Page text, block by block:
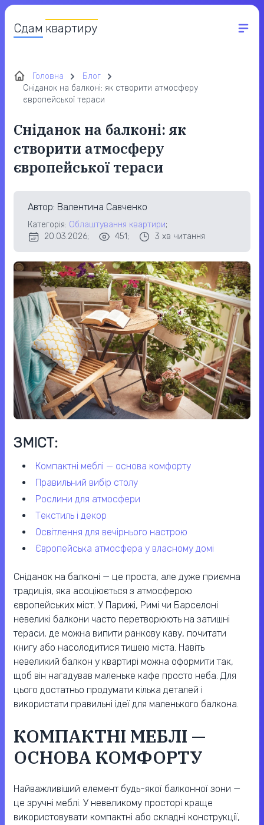
Сдам квартиру
Головна
Блог
Сніданок на балконі: як створити атмосферу
європейської тераси
Сніданок на балконі: як
створити атмосферу
європейської тераси
Автор: Валентина Савченко
Категорія: Облаштування квартири;
20.03.2026;
451; 3 хв читання
ЗМІСТ:
компактні меблі — основа комфорту
правильний вибір столу
рослини для атмосфери
текстиль і декор
освітлення для вечірнього настрою
європейська атмосфера у власному домі
Сніданок на балконі — це проста, але дуже приємна
традиція, яка асоціюється з атмосферою
європейських міст. У Парижі, Римі чи Барселоні
невеликі балкони часто перетворюють на затишні
тераси, де можна випити ранкову каву, почитати
книгу або насолодитися тишею міста. Навіть
невеликий балкон у квартирі можна оформити так,
щоб він нагадував маленьке кафе просто неба. Для
цього достатньо продумати кілька деталей і
використати правильні ідеї для маленького балкона.
КОМПАКТНІ МЕБЛІ —
ОСНОВА КОМФОРТУ
Найважливіший елемент будь-якої балконної зони —
це зручні меблі. У невеликому просторі краще
використовувати компактні або складні конструкції,